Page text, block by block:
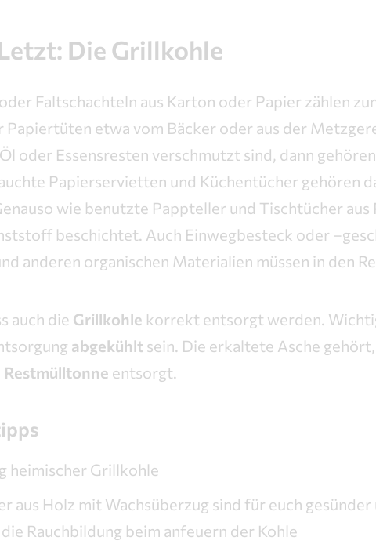
Die Grillkohle
Faltschachteln aus Karton oder Papier zählen
Papiertüten etwa vom Bäcker oder aus der
oder Essensresten verschmutzt sind, dann
Papierservietten und Küchentücher gehören
wie benutzte Pappteller und Tischtücher aus
beschichtet. Auch Einwegbesteck oder
anderen organischen Materialien müssen in den
auch die Grillkohle korrekt entsorgt werden.
abgekühlt sein. Die erkaltete Asche
Restmülltonne entsorgt.
heimischer Grillkohle
aus Holz mit Wachsüberzug sind für euch gesünder
Rauchbildung beim anfeuern der Kohle